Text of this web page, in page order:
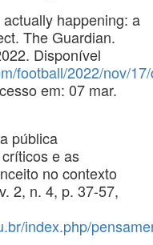
happening: a
The Guardian.
Disponível
football/2022/nov/
em: 07 mar.
pública
e as
no contexto
2, n. 4, p. 37-57,
index.php/